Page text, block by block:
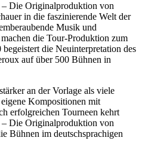
Die Originalproduktion von
in die faszinierende Welt der
Musik und
die Tour-Produktion zum
die Neuinterpretation des
auf über 500 Bühnen in
an der Vorlage als viele
Kompositionen mit
erfolgreichen Tourneen kehrt
Die Originalproduktion von
Bühnen im deutschsprachigen